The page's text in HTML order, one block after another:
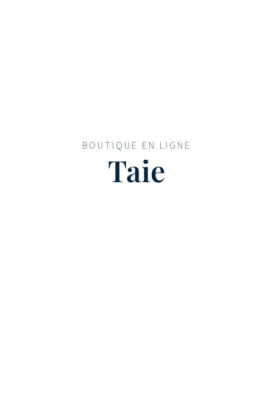
BOUTIQUE EN LIGNE
Taie